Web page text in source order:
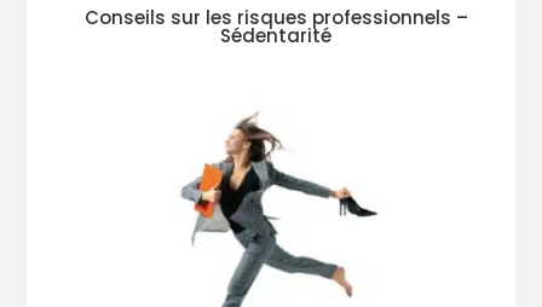
Conseils sur les risques professionnels –
Sédentarité